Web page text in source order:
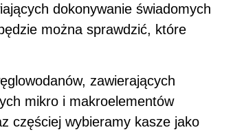
dokonywanie świadomych
można sprawdzić, które
zawierających
mikro i makroelementów
częściej wybieramy kasze jako